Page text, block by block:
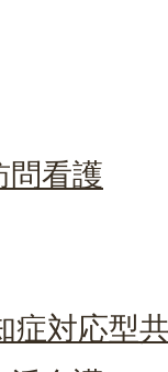
問看護
症対応型